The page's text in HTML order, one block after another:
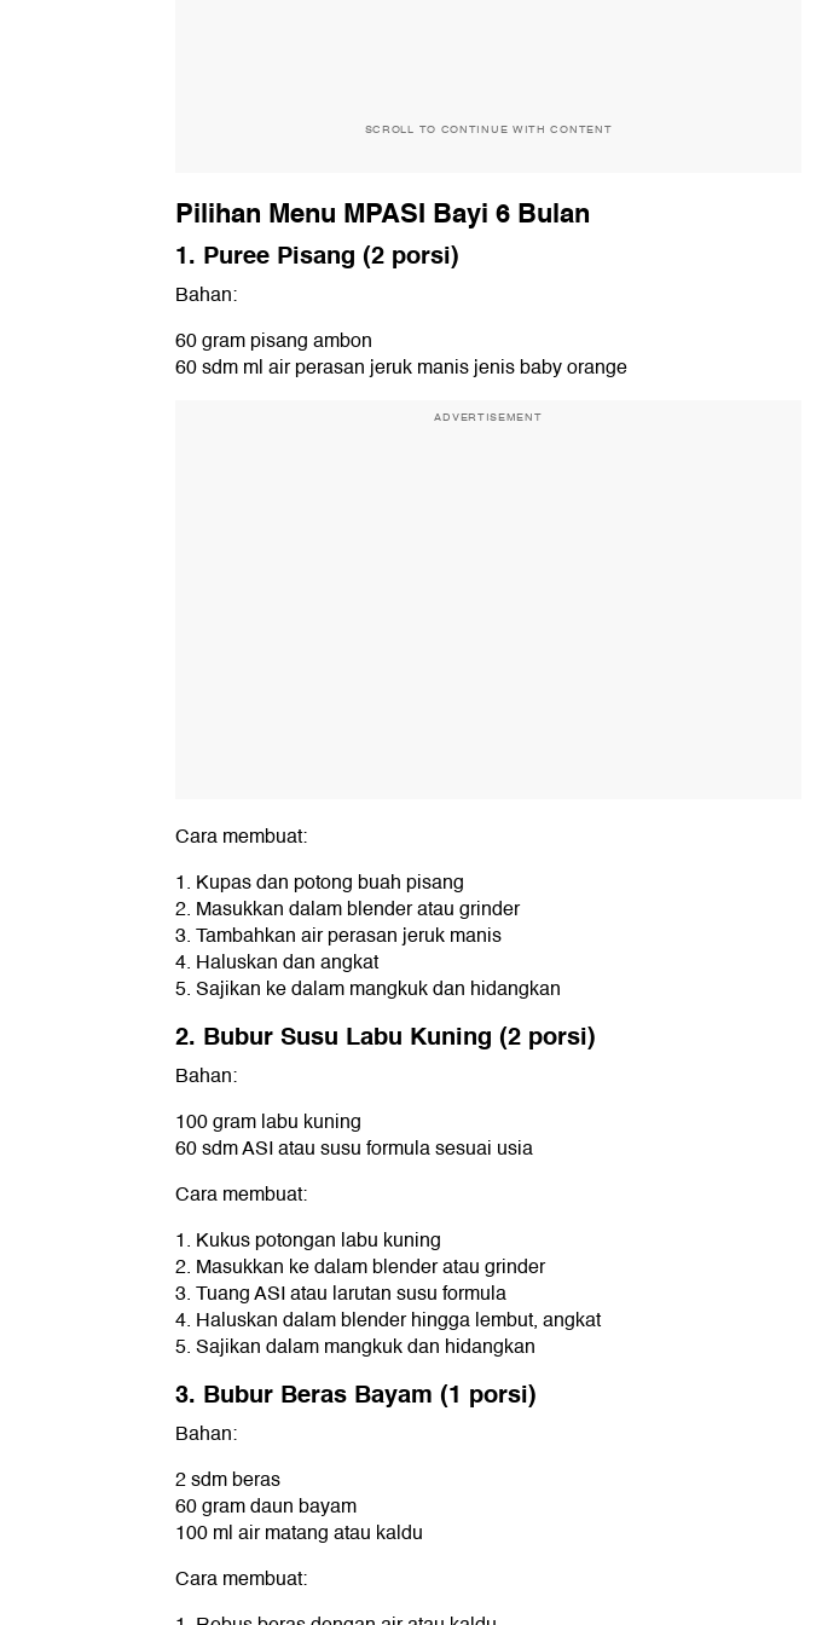
SCROLL TO CONTINUE WITH CONTENT
Pilihan Menu MPASI Bayi 6 Bulan
1. Puree Pisang (2 porsi)
Bahan:
60 gram pisang ambon
60 sdm ml air perasan jeruk manis jenis baby orange
ADVERTISEMENT
Cara membuat:
1. Kupas dan potong buah pisang
2. Masukkan dalam blender atau grinder
3. Tambahkan air perasan jeruk manis
4. Haluskan dan angkat
5. Sajikan ke dalam mangkuk dan hidangkan
2. Bubur Susu Labu Kuning (2 porsi)
Bahan:
100 gram labu kuning
60 sdm ASI atau susu formula sesuai usia
Cara membuat:
1. Kukus potongan labu kuning
2. Masukkan ke dalam blender atau grinder
3. Tuang ASI atau larutan susu formula
4. Haluskan dalam blender hingga lembut, angkat
5. Sajikan dalam mangkuk dan hidangkan
3. Bubur Beras Bayam (1 porsi)
Bahan:
2 sdm beras
60 gram daun bayam
100 ml air matang atau kaldu
Cara membuat: